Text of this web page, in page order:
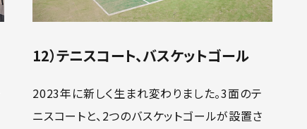
12）テニスコート、バスケットゴール
2023年に新しく生まれ変わりました。3面のテ
ニスコートと、2つのバスケットゴールが設置さ